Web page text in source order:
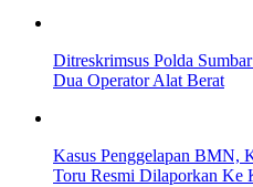
Ditreskrimsus Polda
Dua Operator Alat Berat
Kasus Penggelapan BMN,
Toru Resmi Dilaporkan Ke